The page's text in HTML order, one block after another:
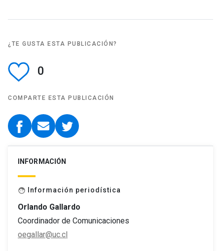
¿TE GUSTA ESTA PUBLICACIÓN?
0
COMPARTE ESTA PUBLICACIÓN
INFORMACIÓN
face Información periodística
Orlando Gallardo
Coordinador de Comunicaciones
oegallar@uc.cl